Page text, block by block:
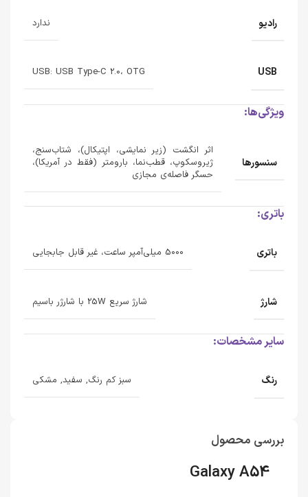
رادیو ندارد
USB USB: USB Type-C 2.0، OTG
ویژگی‌ها:
سنسورها
اثر انگشت (زیر نمایشی، اپتیکال)، شتاب‌سنج،
ژیروسکوپ، قطب‌نما، بارومتر (فقط در آمریکا)،
حسگر فاصله‌ی مجازی
باتری:
باتری 5000 میلی‌آمپر ساعت، غیر قابل جابجایی
شارژ شارژ سریع 25W با شارژر باسیم
سایر مشخصات:
رنگ سبز کم رنگ, سفید, مشکی
بررسی محصول